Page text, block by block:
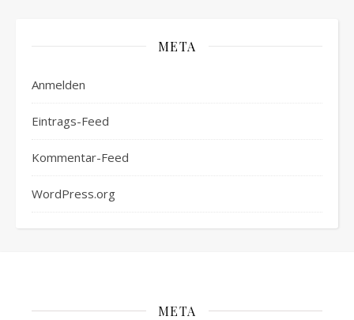
META
Anmelden
Eintrags-Feed
Kommentar-Feed
WordPress.org
META